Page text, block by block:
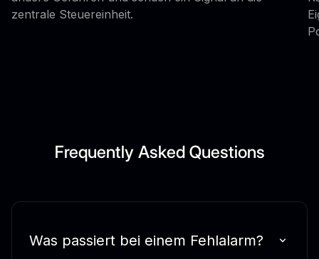
zentrale Steuereinheit.
Frequently Asked Questions
Was passiert bei einem Fehlalarm?